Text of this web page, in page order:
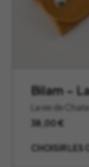
Bilam –
La vie de
38,00€
CHOISIR LES